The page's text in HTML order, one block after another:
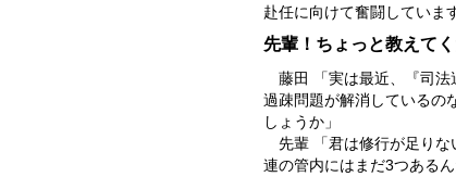
赴任に向けて奮闘していま
先輩！ちょっと教えてく
藤田 「実は最近、『司
過疎問題が解消しているの
しょうか」
先輩 「君は修行が足り
連の管内にはまだ3つある